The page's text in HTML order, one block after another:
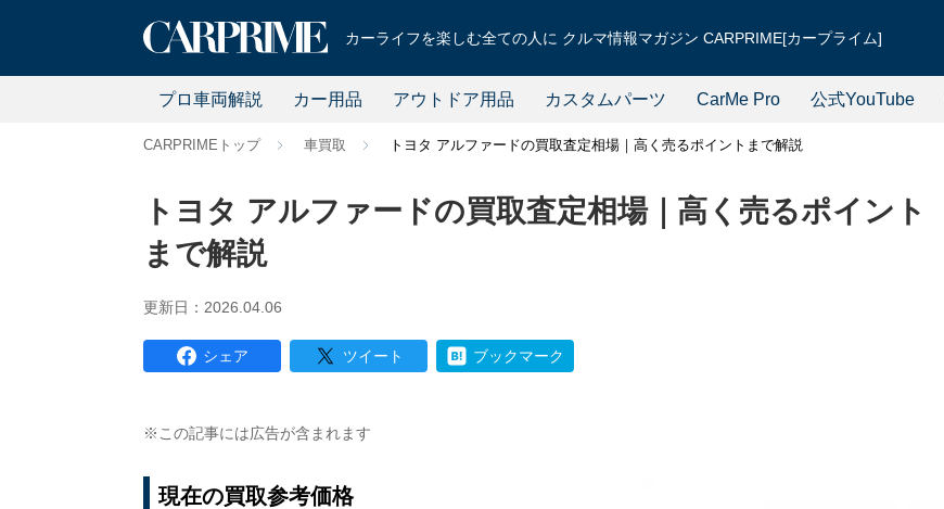
カーライフを楽しむ全ての人に クルマ情報マガジン CARPRIME[カープライム]
プロ車両解説 カー用品 アウトドア用品 カスタムパーツ CarMe Pro 公式YouTube
CARPRIMEトップ 車買取 トヨタ アルファードの買取査定相場｜高く売るポイントまで解説
トヨタ アルファードの買取査定相場｜高く売るポイント
まで解説
更新日：2026.04.06
シェア ツイート ブックマーク
※この記事には広告が含まれます
現在の買取参考価格